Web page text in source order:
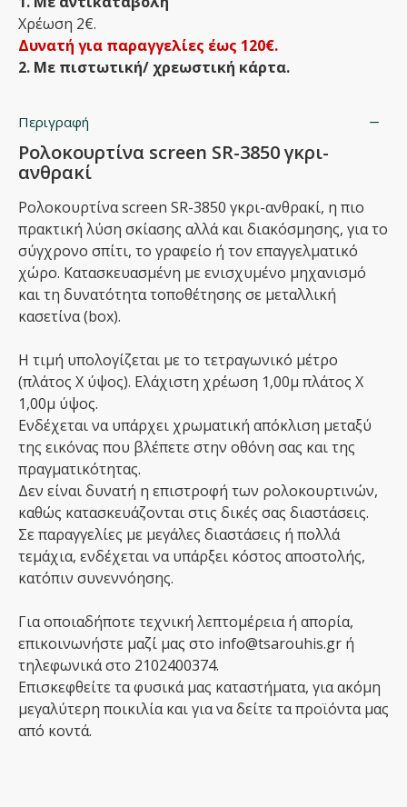
Χρέωση 2€.
Δυνατή για παραγγελίες έως 120€.
2. Με πιστωτική/ χρεωστική κάρτα.
Περιγραφή
Ρολοκουρτίνα screen SR-3850 γκρι-
ανθρακί
Ρολοκουρτίνα screen SR-3850 γκρι-ανθρακί, η πιο
πρακτική λύση σκίασης αλλά και διακόσμησης, για το
σύγχρονο σπίτι, το γραφείο ή τον επαγγελματικό
χώρο. Κατασκευασμένη με ενισχυμένο μηχανισμό
και τη δυνατότητα τοποθέτησης σε μεταλλική
κασετίνα (box).
Η τιμή υπολογίζεται με το τετραγωνικό μέτρο
(πλάτος Χ ύψος). Ελάχιστη χρέωση 1,00μ πλάτος Χ
1,00μ ύψος.
Ενδέχεται να υπάρχει χρωματική απόκλιση μεταξύ
της εικόνας που βλέπετε στην οθόνη σας και της
πραγματικότητας.
Δεν είναι δυνατή η επιστροφή των ρολοκουρτινών,
καθώς κατασκευάζονται στις δικές σας διαστάσεις.
Σε παραγγελίες με μεγάλες διαστάσεις ή πολλά
τεμάχια, ενδέχεται να υπάρξει κόστος αποστολής,
κατόπιν συνεννόησης.
Για οποιαδήποτε τεχνική λεπτομέρεια ή απορία,
επικοινωνήστε μαζί μας στο info@tsarouhis.gr ή
τηλεφωνικά στο 2102400374.
Επισκεφθείτε τα φυσικά μας καταστήματα, για ακόμη
μεγαλύτερη ποικιλία και για να δείτε τα προϊόντα μας
από κοντά.